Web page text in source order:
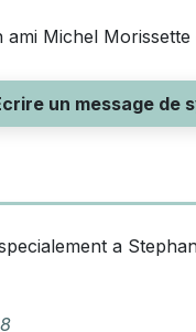
ami Michel
un message de
a